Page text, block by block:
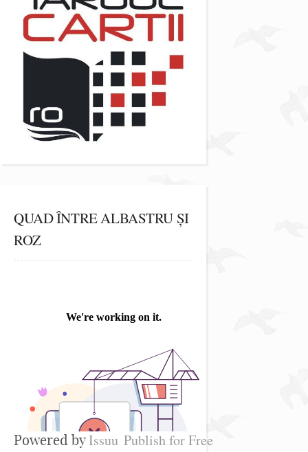
QUAD ÎNTRE ALBASTRU ȘI
ROZ
Powered byIssuu Publish for Free